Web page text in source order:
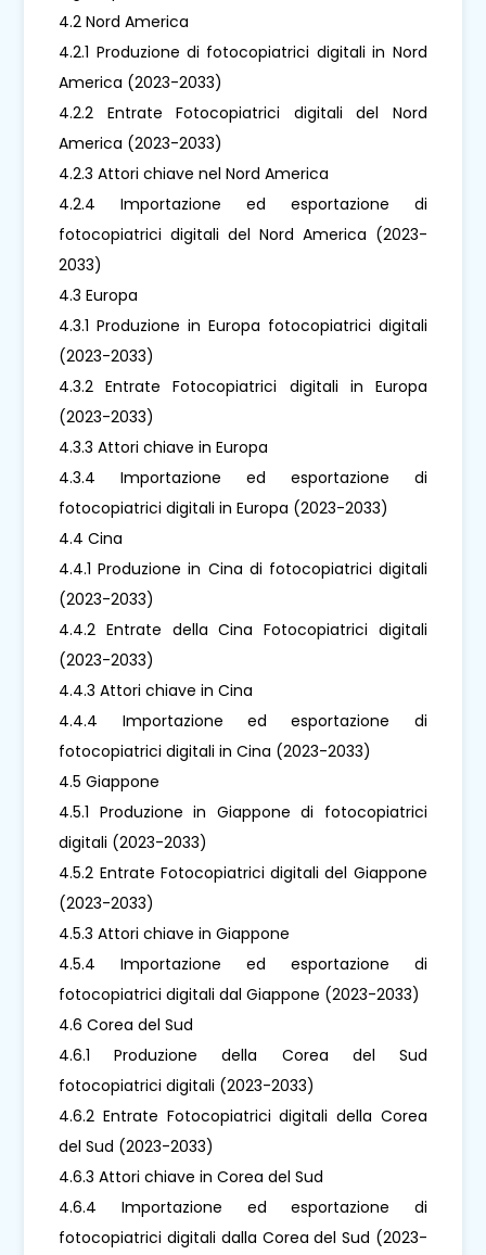
4.2 Nord America
4.2.1 Produzione di fotocopiatrici digitali in Nord
America (2023-2033)
4.2.2 Entrate Fotocopiatrici digitali del Nord
America (2023-2033)
4.2.3 Attori chiave nel Nord America
4.2.4 Importazione ed esportazione di
fotocopiatrici digitali del Nord America (2023-
2033)
4.3 Europa
4.3.1 Produzione in Europa fotocopiatrici digitali
(2023-2033)
4.3.2 Entrate Fotocopiatrici digitali in Europa
(2023-2033)
4.3.3 Attori chiave in Europa
4.3.4 Importazione ed esportazione di
fotocopiatrici digitali in Europa (2023-2033)
4.4 Cina
4.4.1 Produzione in Cina di fotocopiatrici digitali
(2023-2033)
4.4.2 Entrate della Cina Fotocopiatrici digitali
(2023-2033)
4.4.3 Attori chiave in Cina
4.4.4 Importazione ed esportazione di
fotocopiatrici digitali in Cina (2023-2033)
4.5 Giappone
4.5.1 Produzione in Giappone di fotocopiatrici
digitali (2023-2033)
4.5.2 Entrate Fotocopiatrici digitali del Giappone
(2023-2033)
4.5.3 Attori chiave in Giappone
4.5.4 Importazione ed esportazione di
fotocopiatrici digitali dal Giappone (2023-2033)
4.6 Corea del Sud
4.6.1 Produzione della Corea del Sud
fotocopiatrici digitali (2023-2033)
4.6.2 Entrate Fotocopiatrici digitali della Corea
del Sud (2023-2033)
4.6.3 Attori chiave in Corea del Sud
4.6.4 Importazione ed esportazione di
fotocopiatrici digitali dalla Corea del Sud (2023-